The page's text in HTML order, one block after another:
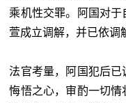
乘机性交罪。阿国对
萱成立调解，并已依调
法官考量，阿国犯后
悔悟之心，审酌一切